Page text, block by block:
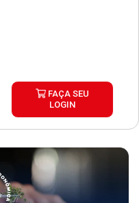
FAÇA SEU
LOGIN